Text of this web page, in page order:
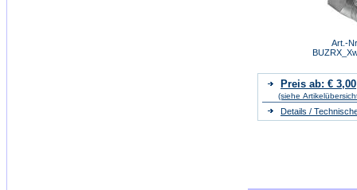
Art.-
Preis ab: € 3,00
(siehe
Details /